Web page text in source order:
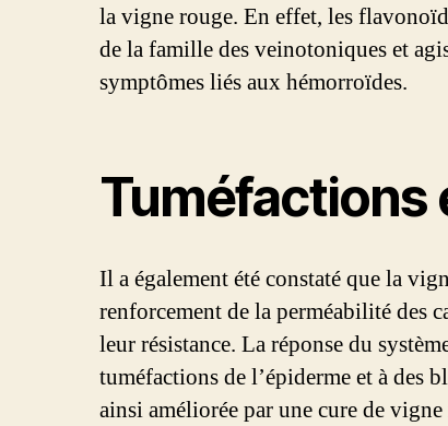
la vigne rouge. En effet, les
de la famille des veinotoniques et
symptômes liés aux hémorroïdes.
Tuméfactions
Il a également été constaté que la
renforcement de la perméabilité des
leur résistance. La réponse du
tuméfactions de l’épiderme et à des
ainsi améliorée par une cure de